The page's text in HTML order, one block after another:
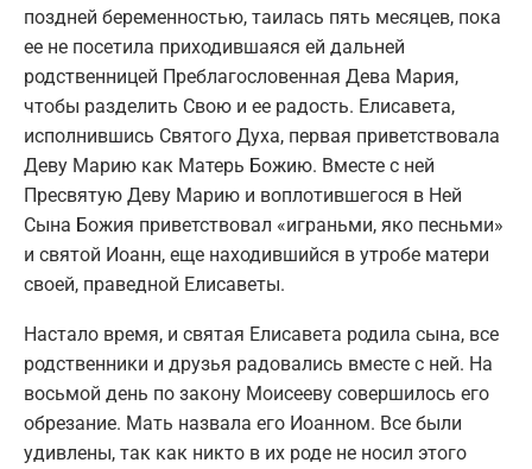
поздней беременностью, таилась пять месяцев, пока
ее не посетила приходившаяся ей дальней
родственницей Преблагословенная Дева Мария,
чтобы разделить Свою и ее радость. Елисавета,
исполнившись Святого Духа, первая приветствовала
Деву Марию как Матерь Божию. Вместе с ней
Пресвятую Деву Марию и воплотившегося в Ней
Сына Божия приветствовал «играньми, яко песньми»
и святой Иоанн, еще находившийся в утробе матери
своей, праведной Елисаветы.
Настало время, и святая Елисавета родила сына, все
родственники и друзья радовались вместе с ней. На
восьмой день по закону Моисееву совершилось его
обрезание. Мать назвала его Иоанном. Все были
удивлены, так как никто в их роде не носил этого